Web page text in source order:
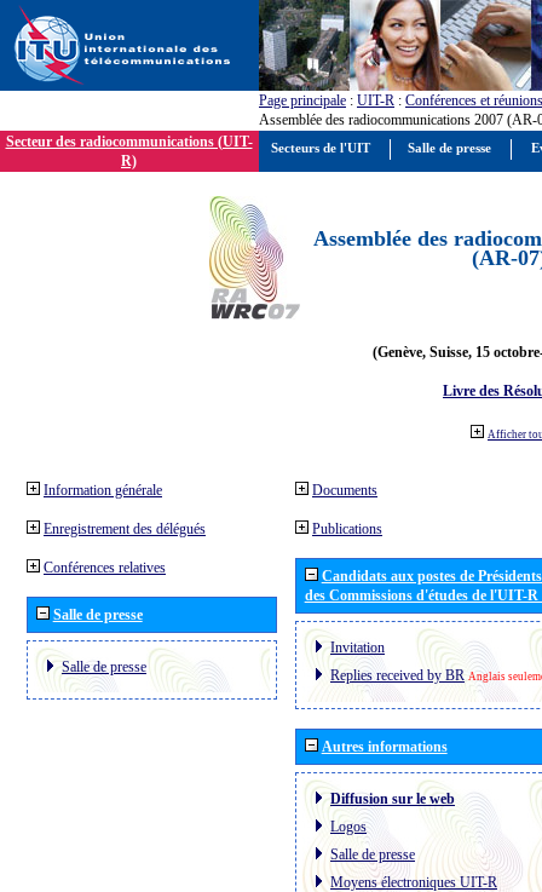
Page principale : UIT-R : Conférences et réunions
Assemblée des radiocommunications 2007 (AR-
Secteur des radiocommunications (UIT-
R)
Assemblée des
(AR-
(Genève, Suisse, 15
Livre des
Afficher
Information générale
Enregistrement des délégués
Conférences relatives
Salle de presse
Salle de presse
Documents
Publications
Candidats aux postes de
des Commissions d'études de l'UIT-
Invitation
Replies received by BR Anglais
Autres informations
Diffusion sur le web
Logos
Salle de presse
Moyens électroniques UIT-R
Secteurs de l'UIT Salle de presse